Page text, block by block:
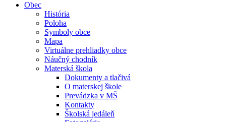
Obec
História
Poloha
Symboly obce
Mapa
Virtuálne prehliadky obce
Náučný chodník
Materská škola
Dokumenty a tlačivá
O materskej škole
Prevádzka v MŠ
Kontakty
Školská jedáleň